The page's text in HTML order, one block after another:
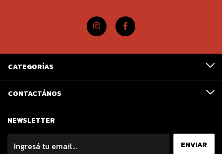
CATEGORÍAS
CONTACTÁNOS
NEWSLETTER